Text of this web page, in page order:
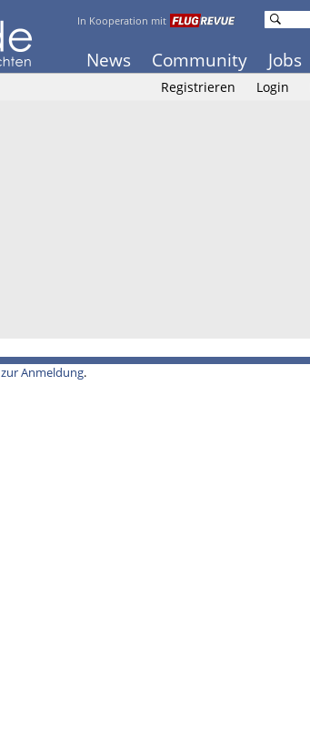
In Kooperation mit
News Community Jobs
Registrieren Login
zur Anmeldung.